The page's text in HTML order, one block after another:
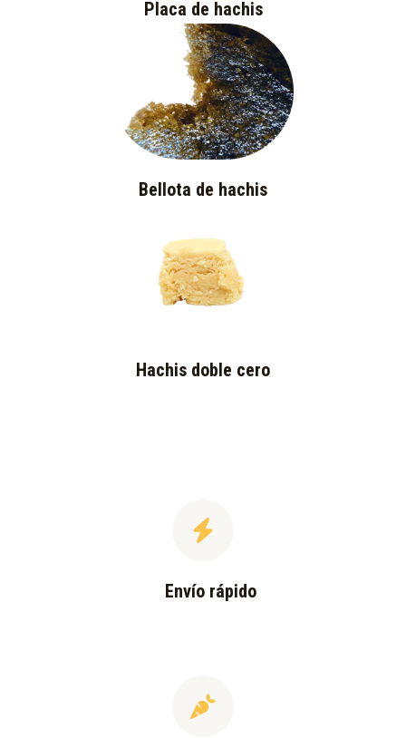
Placa de hachis
Bellota de hachis
Hachis doble cero
Envío rápido